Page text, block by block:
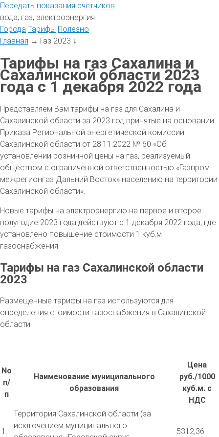
Передать показания счетчиков
вода, газ, электроэнергия
Города Тарифы Полезно
Главная → Газ 2023 ↓
Тарифы на газ Сахалина и
Сахалинской области 2023
года с 1 декабря 2022 года
Представляем Вам тарифы на газ для Сахалина и
Сахалинской области за 2023 год принятые на основании
Приказа Региональной энергетической комиссии
Сахалинской области от 28.11.2022 № 60 «Об
установлении розничной цены на газ, реализуемый
обществом с ограниченной ответственностью «Газпром
межрегионгаз Дальний Восток» населению на территории
Сахалинской области».
Новые тарифы на электроэнергию на первое и второе
полугодие 2023 года действуют с 1 декабря 2022 года, где
установлено повышение стоимости 1 куб.м
газоснабжения.
Тарифы на газ Сахалинской области
2023
Размещенные тарифы на газ используются для
определения стоимости газоснабжения в Сахалинской
области.
No
п/
п
Наименование муниципального
образования
Цена
руб./1000
куб.м. с
НДС
1.
Территория Сахалинской области (за
исключением муниципального
5312,36